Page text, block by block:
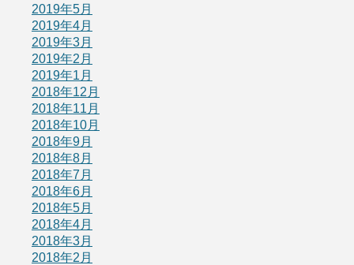
2019年5月
2019年4月
2019年3月
2019年2月
2019年1月
2018年12月
2018年11月
2018年10月
2018年9月
2018年8月
2018年7月
2018年6月
2018年5月
2018年4月
2018年3月
2018年2月